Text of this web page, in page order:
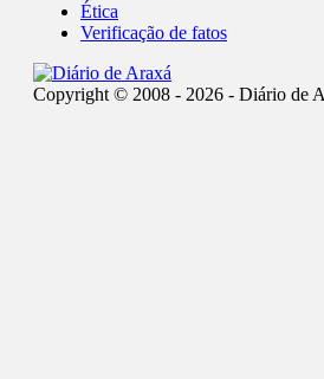
Ética
Verificação de fatos
Copyright © 2008 - 2026 - Diário de